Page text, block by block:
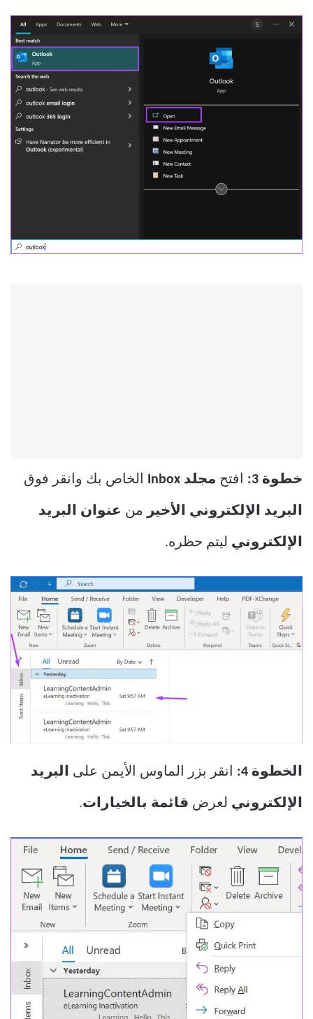
خطوة 3: افتح مجلد Inbox الخاص بك وانقر فوق
البريد الإلكتروني الأخير من عنوان البريد
الإلكتروني ليتم حظره.
الخطوة 4: انقر بزر الماوس الأيمن على البريد
الإلكتروني لعرض قائمة بالخيارات.